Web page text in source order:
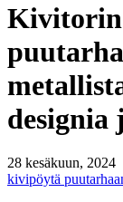
Kivitorin
28 kesäkuun, 2024
kivipöytä